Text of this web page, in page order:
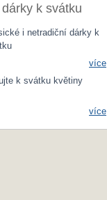
k svátku
i netradiční dárky k
více
k svátku květiny
více